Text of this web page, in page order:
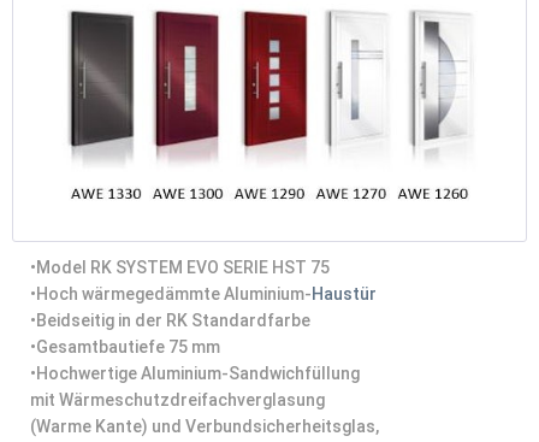
•Model RK SYSTEM EVO SERIE HST 75
•Hoch wärmegedämmte Aluminium-Haustür
•Beidseitig in der RK Standardfarbe
•Gesamtbautiefe 75 mm
•Hochwertige Aluminium-Sandwichfüllung
mit Wärmeschutzdreifachverglasung
(Warme Kante) und Verbundsicherheitsglas,